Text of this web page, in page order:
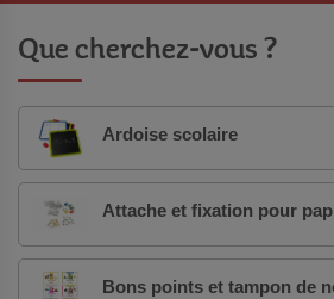
Que cherchez-vous ?
Ardoise scolaire
Attache et fixation pour
Bons points et tampon de